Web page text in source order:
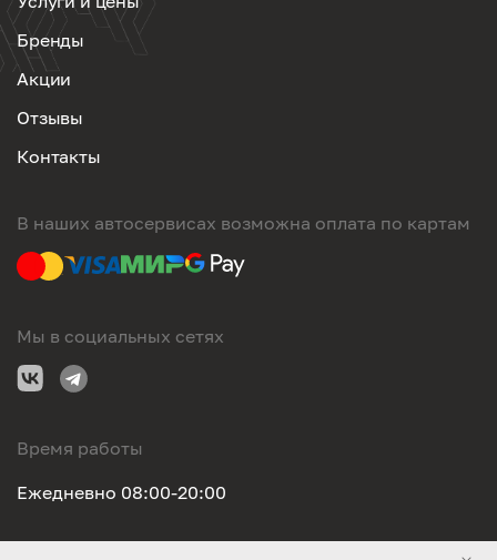
Бренды
Акции
Отзывы
Контакты
В наших автосервисах возможна оплата по картам
Мы в социальных сетях
Время работы
Ежедневно 08:00-20:00